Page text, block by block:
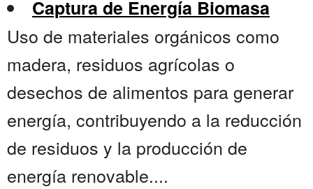
Captura de Energía Biomasa
Uso de materiales orgánicos como
madera, residuos agrícolas o
desechos de alimentos para generar
energía, contribuyendo a la reducción
de residuos y la producción de
energía renovable....